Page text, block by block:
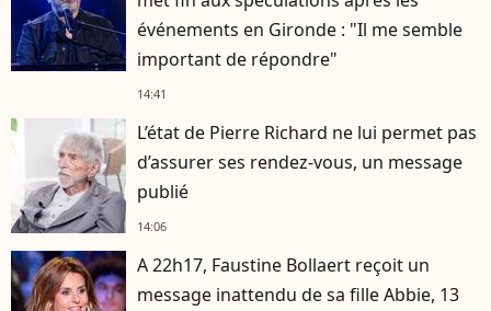
événements en Gironde : "Il me semble
important de répondre"
14:41
L’état de Pierre Richard ne lui permet pas
d’assurer ses rendez-vous, un message
publié
14:06
A 22h17, Faustine Bollaert reçoit un
message inattendu de sa fille Abbie, 13